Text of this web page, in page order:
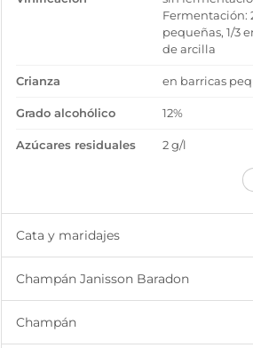
Fermentación:
pequeñas, 1/3
de arcilla
Crianza en barricas
Grado alcohólico 12%
Azúcares residuales 2 g/l
Cata y maridajes
Champán Janisson Baradon
Champán